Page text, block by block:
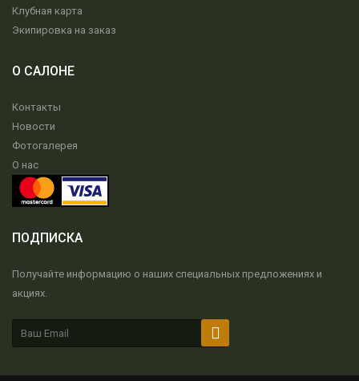
Клубная карта
Экипировка на заказ
О САЛОНЕ
Контакты
Новости
Фотогалерея
О нас
ПОДПИСКА
Получайте информацию о наших специальных предложениях и
акциях.